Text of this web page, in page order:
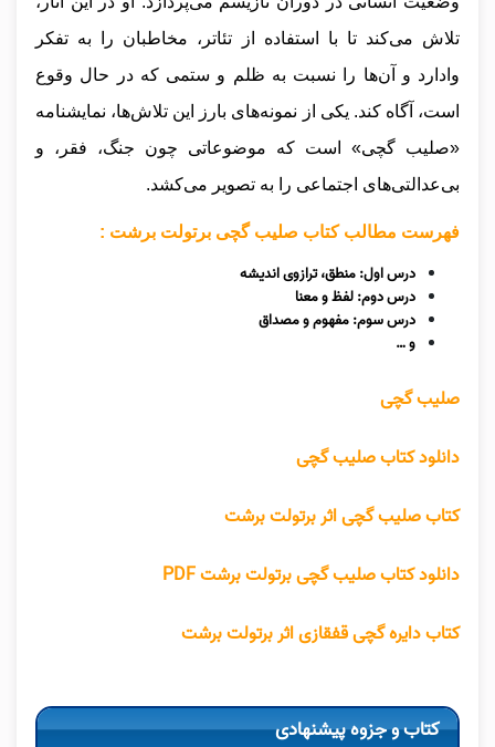
تلاش می‌کند تا با استفاده از تئاتر، مخاطبان را به تفکر
وادارد و آن‌ها را نسبت به ظلم و ستمی که در حال وقوع
است، آگاه کند. یکی از نمونه‌های بارز این تلاش‌ها، نمایشنامه
«صلیب گچی» است که موضوعاتی چون جنگ، فقر، و
بی‌عدالتی‌های اجتماعی را به تصویر می‌کشد.
فهرست مطالب کتاب صلیب گچی برتولت برشت :
درس اول: منطق، ترازوی اندیشه
درس دوم: لفظ و معنا
درس سوم: مفهوم و مصداق
و …
صلیب گچی
دانلود کتاب صلیب گچی
کتاب صلیب گچی اثر برتولت برشت
دانلود کتاب صلیب گچی برتولت برشت PDF
کتاب دایره گچی قفقازی اثر برتولت برشت
کتاب و جزوه پیشنهادی